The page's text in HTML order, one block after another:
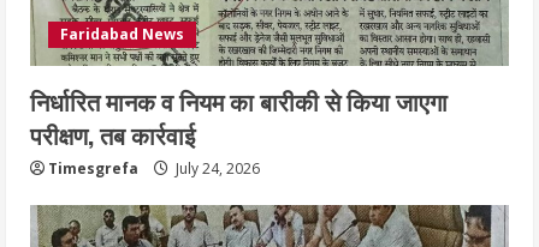
Faridabad News
निर्धारित मानक व नियम का बारीकी से किया जाएगा
परीक्षण, तब कार्रवाई
Timesgrefa July 24, 2026